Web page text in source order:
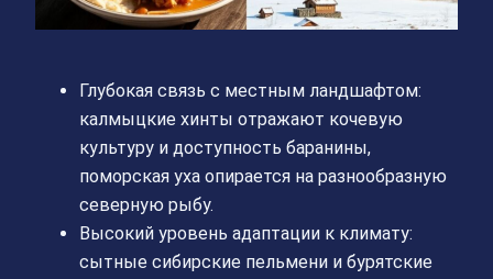
Глубокая связь с местным ландшафтом:
калмыцкие хинты отражают кочевую
культуру и доступность баранины,
поморская уха опирается на разнообразную
северную рыбу.
Высокий уровень адаптации к климату:
сытные сибирские пельмени и бурятские